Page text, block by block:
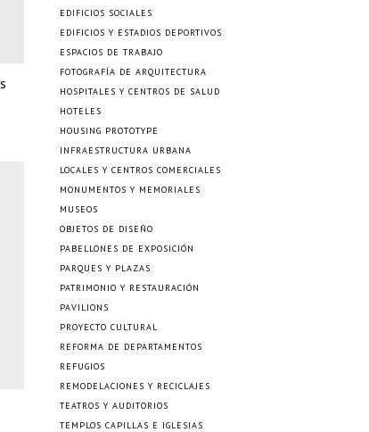
EDIFICIOS SOCIALES
EDIFICIOS Y ESTADIOS DEPORTIVOS
ESPACIOS DE TRABAJO
FOTOGRAFÍA DE ARQUITECTURA
HOSPITALES Y CENTROS DE SALUD
HOTELES
HOUSING PROTOTYPE
INFRAESTRUCTURA URBANA
LOCALES Y CENTROS COMERCIALES
MONUMENTOS Y MEMORIALES
MUSEOS
OBJETOS DE DISEÑO
PABELLONES DE EXPOSICIÓN
PARQUES Y PLAZAS
PATRIMONIO Y RESTAURACIÓN
PAVILIONS
PROYECTO CULTURAL
REFORMA DE DEPARTAMENTOS
REFUGIOS
REMODELACIONES Y RECICLAJES
TEATROS Y AUDITORIOS
TEMPLOS CAPILLAS E IGLESIAS